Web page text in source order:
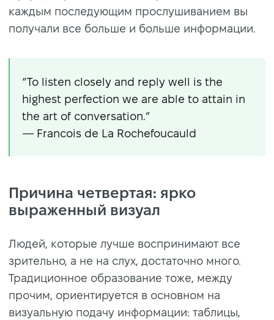
каждым последующим прослушиванием вы
получали все больше и больше информации.
“To listen closely and reply well is the
highest perfection we are able to attain in
the art of conversation.”
— Francois de La Rochefoucauld
Причина четвертая: ярко
выраженный визуал
Людей, которые лучше воспринимают все
зрительно, а не на слух, достаточно много.
Традиционное образование тоже, между
прочим, ориентируется в основном на
визуальную подачу информации: таблицы,